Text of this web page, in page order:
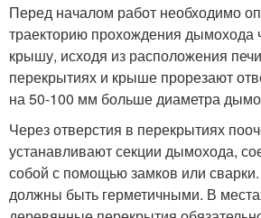
Перед началом работ необходимо
траекторию прохождения дымохода
крышу, исходя из расположения
перекрытиях и крыше прорезают
на 50-100 мм больше диаметра
Через отверстия в перекрытиях
устанавливают секции дымохода,
собой с помощью замков или
должны быть герметичными. В